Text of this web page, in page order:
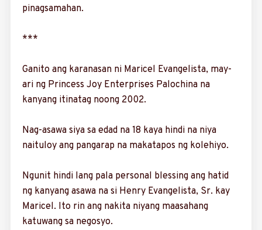
pinagsamahan.
***
Ganito ang karanasan ni Maricel Evangelista, may-
ari ng Princess Joy Enterprises Palochina na
kanyang itinatag noong 2002.
Nag-asawa siya sa edad na 18 kaya hindi na niya
naituloy ang pangarap na makatapos ng kolehiyo.
Ngunit hindi lang pala personal blessing ang hatid
ng kanyang asawa na si Henry Evangelista, Sr. kay
Maricel. Ito rin ang nakita niyang maasahang
katuwang sa negosyo.